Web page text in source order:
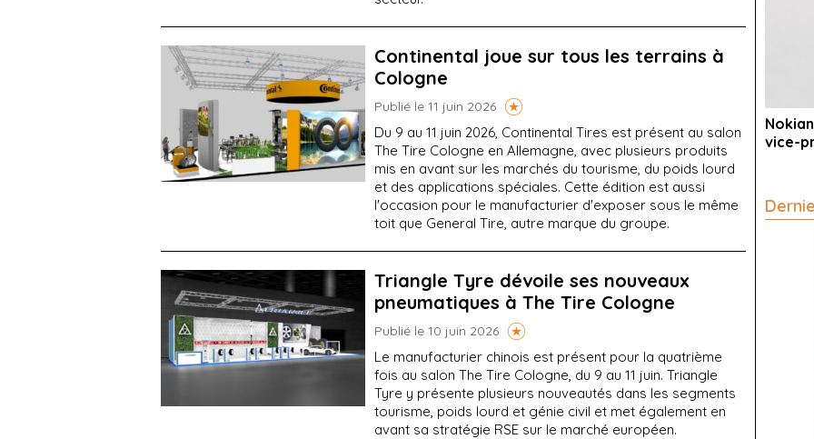
Continental joue sur tous les terrains à
Cologne
Publié le 11 juin 2026
Du 9 au 11 juin 2026, Continental Tires est présent au salon
The Tire Cologne en Allemagne, avec plusieurs produits
mis en avant sur les marchés du tourisme, du poids lourd
et des applications spéciales. Cette édition est aussi
l'occasion pour le manufacturier d'exposer sous le même
toit que General Tire, autre marque du groupe.
Triangle Tyre dévoile ses nouveaux
pneumatiques à The Tire Cologne
Publié le 10 juin 2026
Le manufacturier chinois est présent pour la quatrième
fois au salon The Tire Cologne, du 9 au 11 juin. Triangle
Tyre y présente plusieurs nouveautés dans les segments
tourisme, poids lourd et génie civil et met également en
avant sa stratégie RSE sur le marché européen.
vice-